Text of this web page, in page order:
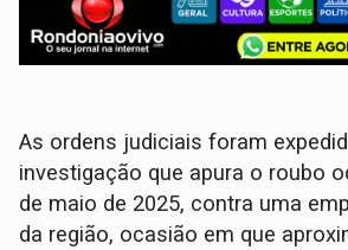
As ordens judiciais foram
investigação que apura o roubo
de maio de 2025, contra uma
da região, ocasião em que